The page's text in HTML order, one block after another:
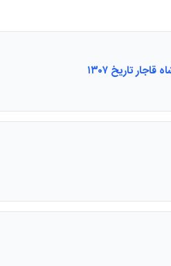
تاریخ ۱۳۰۷